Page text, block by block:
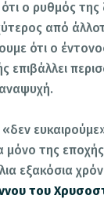
ο ρυθμός της
από
ότι ο
επιβάλλει
μόνο της
εξακόσια
του